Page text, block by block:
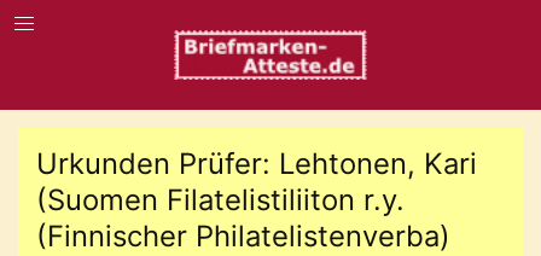
Urkunden Prüfer: Lehtonen, Kari
(Suomen Filatelistiliiton r.y.
(Finnischer Philatelistenverba)